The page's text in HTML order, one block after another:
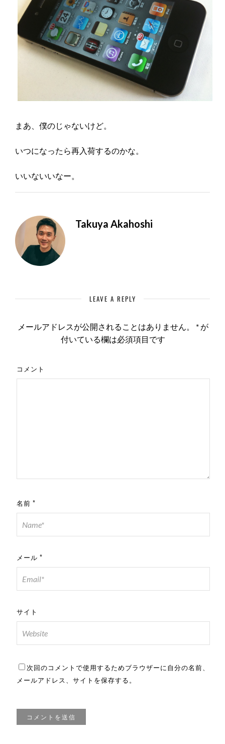
まあ、僕のじゃないけど。
いつになったら再入荷するのかな。
いいないいなー。
Takuya Akahoshi
LEAVE A REPLY
メールアドレスが公開されることはありません。 * が
付いている欄は必須項目です
コメント
名前 *
メール *
サイト
次回のコメントで使用するためブラウザーに自分の名前、
メールアドレス、サイトを保存する。